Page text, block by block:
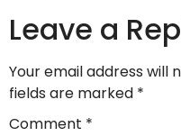
Leave a
Your email address will
fields are marked *
Comment *